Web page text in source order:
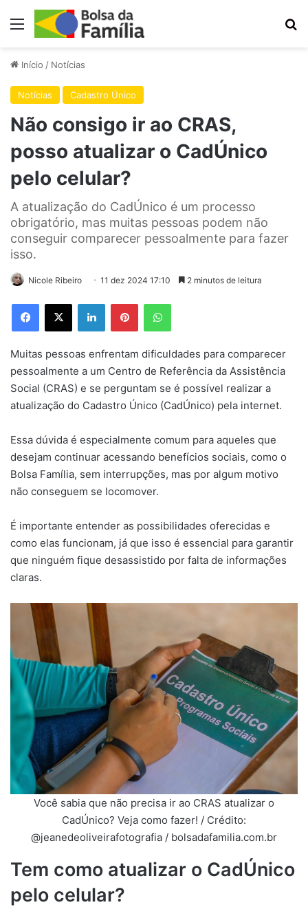
Menu
Início / Notícias
Notícias Cadastro Único
Não consigo ir ao CRAS,
posso atualizar o CadÚnico
pelo celular?
A atualização do CadÚnico é um processo
obrigatório, mas muitas pessoas podem não
conseguir comparecer pessoalmente para fazer
isso.
Nicole Ribeiro 11 dez 2024 17:10 2 minutos de leitura
Facebook
X LinkedinPinterestWhatsApp
Muitas pessoas enfrentam dificuldades para comparecer
pessoalmente a um Centro de Referência da Assistência
Social (CRAS) e se perguntam se é possível realizar a
atualização do Cadastro Único (CadÚnico) pela internet.
Essa dúvida é especialmente comum para aqueles que
desejam continuar acessando benefícios sociais, como o
Bolsa Família, sem interrupções, mas por algum motivo
não conseguem se locomover.
É importante entender as possibilidades oferecidas e
como elas funcionam, já que isso é essencial para garantir
que ninguém fique desassistido por falta de informações
claras.
Você sabia que não precisa ir ao CRAS atualizar o
CadÚnico? Veja como fazer! / Crédito:
@jeanedeoliveirafotografia / bolsadafamilia.com.br
Tem como atualizar o CadÚnico
pelo celular?